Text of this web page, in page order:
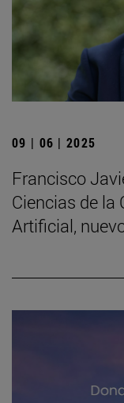
09 | 06 | 2025
Francisco
Ciencias de la
Artificial,